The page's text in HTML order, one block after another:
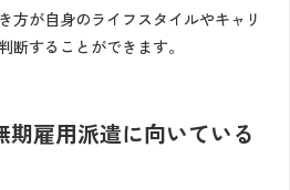
方が自身のライフスタイルやキャリ
断することができます。
雇用派遣に向いている